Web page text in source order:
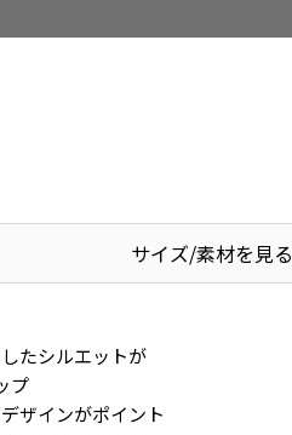
サイズ/素材を見る
たシルエットが
プ
ザインがポイント